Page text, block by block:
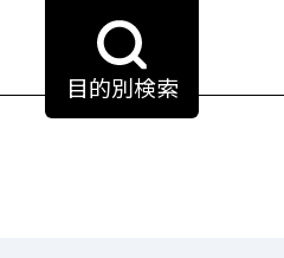
目的別検索